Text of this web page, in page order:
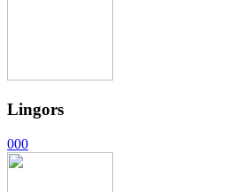
Lingors
000